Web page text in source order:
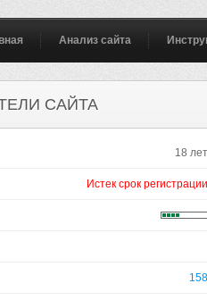
Анализ сайта
САЙТА
18 лет
Истек срок регистрации
158